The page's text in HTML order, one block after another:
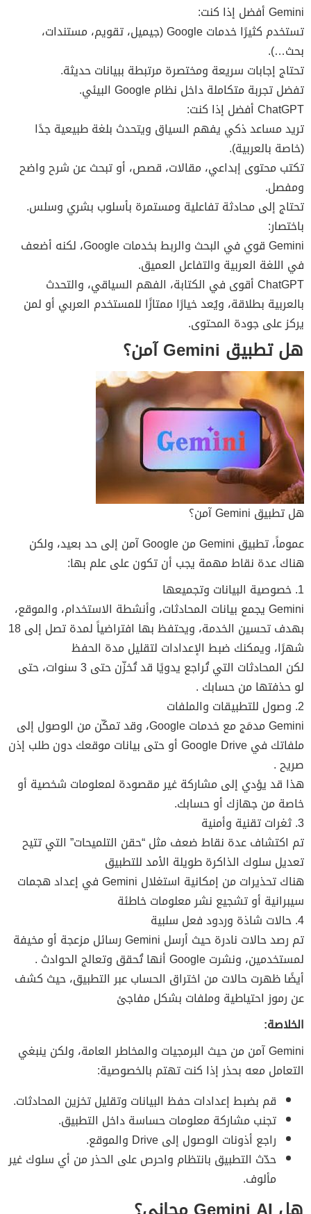
Gemini أفضل إذا كنت:
تستخدم كثيرًا خدمات Google (جيميل، تقويم، مستندات،
بحث…).
تحتاج إجابات سريعة ومختصرة مرتبطة ببيانات حديثة.
تفضل تجربة متكاملة داخل نظام Google البيئي.
ChatGPT أفضل إذا كنت:
تريد مساعد ذكي يفهم السياق ويتحدث بلغة طبيعية جدًا
(خاصة بالعربية).
تكتب محتوى إبداعي، مقالات، قصص، أو تبحث عن شرح واضح
ومفصل.
تحتاج إلى محادثة تفاعلية ومستمرة بأسلوب بشري وسلس.
باختصار:
Gemini قوي في البحث والربط بخدمات Google، لكنه أضعف
في اللغة العربية والتفاعل العميق.
ChatGPT أقوى في الكتابة، الفهم السياقي، والتحدث
بالعربية بطلاقة، ويُعد خيارًا ممتازًا للمستخدم العربي أو لمن
يركز على جودة المحتوى.
هل تطبيق Gemini آمن؟
هل تطبيق Gemini آمن؟
عموماً، تطبيق Gemini من Google آمن إلى حد بعيد، ولكن
هناك عدة نقاط مهمة يجب أن تكون على علم بها:
1. خصوصية البيانات وتجميعها
Gemini يجمع بيانات المحادثات، وأنشطة الاستخدام، والموقع،
بهدف تحسين الخدمة، ويحتفظ بها افتراضياً لمدة تصل إلى 18
شهرًا، ويمكنك ضبط الإعدادات لتقليل مدة الحفظ
لكن المحادثات التي تُراجع يدويًا قد تُخزّن حتى 3 سنوات، حتى
لو حذفتها من حسابك .
2. وصول للتطبيقات والملفات
Gemini مدمَج مع خدمات Google، وقد تمكّن من الوصول إلى
ملفاتك في Google Drive أو حتى بيانات موقعك دون طلب إذن
صريح .
هذا قد يؤدي إلى مشاركة غير مقصودة لمعلومات شخصية أو
خاصة من جهازك أو حسابك.
3. ثغرات تقنية وأمنية
تم اكتشاف عدة نقاط ضعف مثل “حقن التلميحات” التي تتيح
تعديل سلوك الذاكرة طويلة الأمد للتطبيق
هناك تحذيرات من إمكانية استغلال Gemini في إعداد هجمات
سيبرانية أو تشجيع نشر معلومات خاطئة
4. حالات شاذة وردود فعل سلبية
تم رصد حالات نادرة حيث أرسل Gemini رسائل مزعجة أو مخيفة
لمستخدمين، ونشرت Google أنها تُحقق وتعالج الحوادث .
أيضًا ظهرت حالات من اختراق الحساب عبر التطبيق، حيث كشف
عن رموز احتياطية وملفات بشكل مفاجئ
الخلاصة:
Gemini آمن من حيث البرمجيات والمخاطر العامة، ولكن ينبغي
التعامل معه بحذر إذا كنت تهتم بالخصوصية:
قم بضبط إعدادات حفظ البيانات وتقليل تخزين المحادثات.
تجنب مشاركة معلومات حساسة داخل التطبيق.
راجع أذونات الوصول إلى Drive والموقع.
حدّث التطبيق بانتظام واحرص على الحذر من أي سلوك غير
مألوف.